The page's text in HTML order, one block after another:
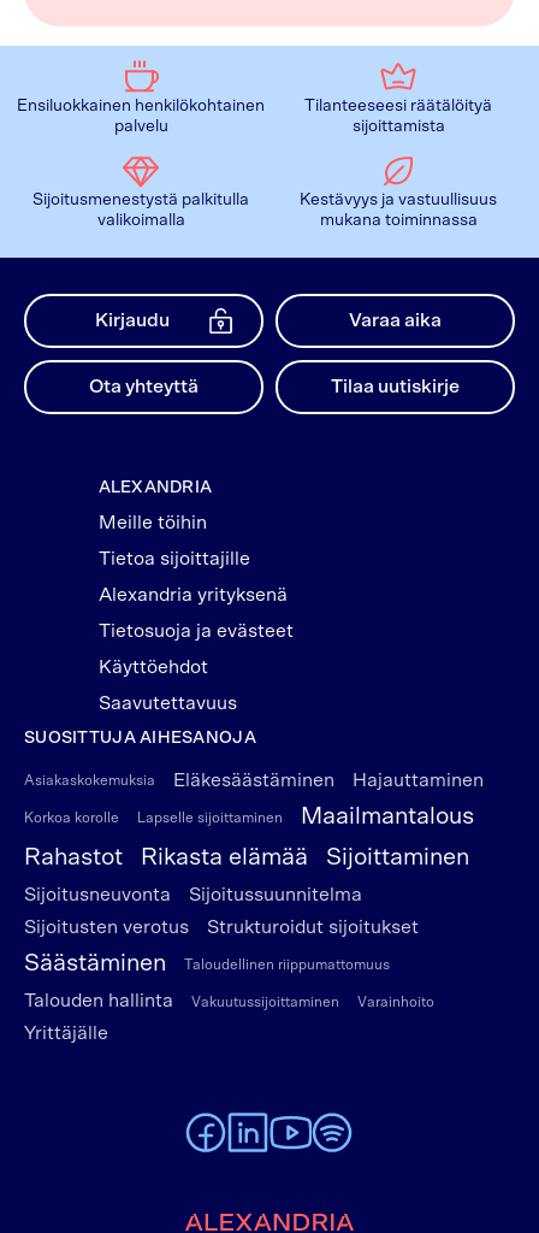
Ensiluokkainen henkilökohtainen
palvelu
Tilanteeseesi räätälöityä
sijoittamista
Sijoitusmenestystä palkitulla
valikoimalla
Kestävyys ja vastuullisuus
mukana toiminnassa
Kirjaudu Varaa aika
Ota yhteyttä Tilaa uutiskirje
ALEXANDRIA
Meille töihin
Tietoa sijoittajille
Alexandria yrityksenä
Tietosuoja ja evästeet
Käyttöehdot
Saavutettavuus
SUOSITTUJA AIHESANOJA
Asiakaskokemuksia Eläkesäästäminen Hajauttaminen
Korkoa korolle Lapselle sijoittaminen
Maailmantalous
Rahastot
Rikasta elämää Sijoittaminen
Sijoitusneuvonta
Sijoitussuunnitelma
Sijoitusten verotus
Strukturoidut sijoitukset
Säästäminen Taloudellinen riippumattomuus
Talouden hallinta Vakuutussijoittaminen Varainhoito
Yrittäjälle
To Alexandria Facebook page
To Alexandria LinkedIn page
To Alexandria Youtube page
To Alexandria Spotify